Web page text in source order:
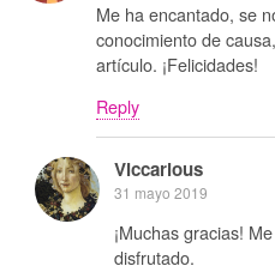
Me ha encantado, se
conocimiento de
artículo. ¡Felicidades!
Reply
Viccarious
31 mayo 2019
¡Muchas gracias!
disfrutado.